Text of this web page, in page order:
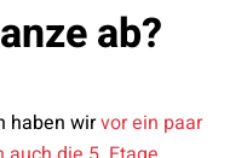
ab?
haben wirvor ein paar